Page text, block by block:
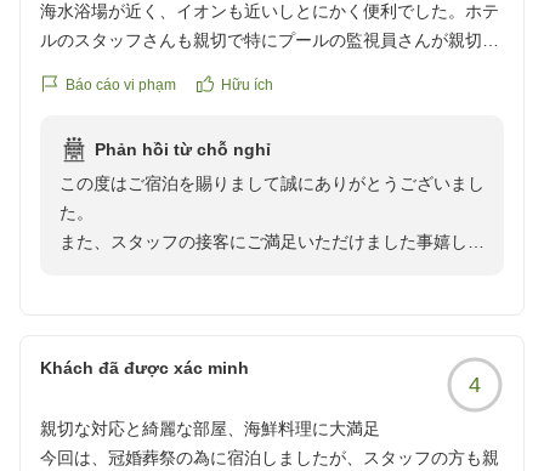
海水浴場が近く、イオンも近いしとにかく便利でした。ホテ
ルのスタッフさんも親切で特にプールの監視員さんが親切で
適に過ごせました。とにかく良い旅行になりました。ありが
クチコミの詳細はこちらから
https://review.travel.rakuten.co.jp/hotel/voice/30113?
reviewId=33123478420972
Báo cáo vi phạm Hữu ích
Phản hồi từ chỗ nghỉ
この度はご宿泊を賜りまして誠にありがとうございまし
た。
また、スタッフの接客にご満足いただけました事嬉しい
機会がございましたら又お越しくださいませ。
Khách đã được xác minh
4
親切な対応と綺麗な部屋、海鮮料理に大満足
今回は、冠婚葬祭の為に宿泊しましたが、スタッフの方も親